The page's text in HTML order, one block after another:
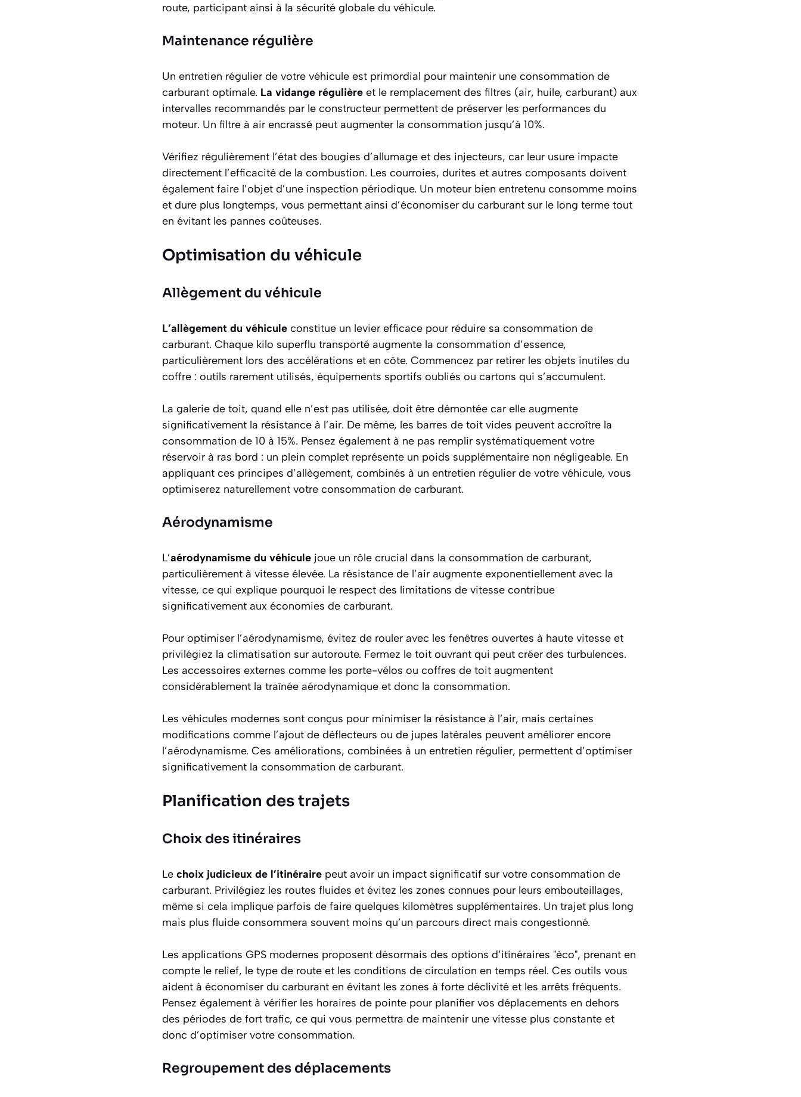
route, participant ainsi à la sécurité globale du véhicule.
Maintenance régulière
Un entretien régulier de votre véhicule est primordial pour maintenir une consommation de
carburant optimale. La vidange régulière et le remplacement des filtres (air, huile, carburant) aux
intervalles recommandés par le constructeur permettent de préserver les performances du
moteur. Un filtre à air encrassé peut augmenter la consommation jusqu’à 10%.
Vérifiez régulièrement l’état des bougies d’allumage et des injecteurs, car leur usure impacte
directement l’efficacité de la combustion. Les courroies, durites et autres composants doivent
également faire l’objet d’une inspection périodique. Un moteur bien entretenu consomme moins
et dure plus longtemps, vous permettant ainsi d’économiser du carburant sur le long terme tout
en évitant les pannes coûteuses.
Optimisation du véhicule
Allègement du véhicule
L’allègement du véhicule constitue un levier efficace pour réduire sa consommation de
carburant. Chaque kilo superflu transporté augmente la consommation d’essence,
particulièrement lors des accélérations et en côte. Commencez par retirer les objets inutiles du
coffre : outils rarement utilisés, équipements sportifs oubliés ou cartons qui s’accumulent.
La galerie de toit, quand elle n’est pas utilisée, doit être démontée car elle augmente
significativement la résistance à l’air. De même, les barres de toit vides peuvent accroître la
consommation de 10 à 15%. Pensez également à ne pas remplir systématiquement votre
réservoir à ras bord : un plein complet représente un poids supplémentaire non négligeable. En
appliquant ces principes d’allègement, combinés à un entretien régulier de votre véhicule, vous
optimiserez naturellement votre consommation de carburant.
Aérodynamisme
L’aérodynamisme du véhicule joue un rôle crucial dans la consommation de carburant,
particulièrement à vitesse élevée. La résistance de l’air augmente exponentiellement avec la
vitesse, ce qui explique pourquoi le respect des limitations de vitesse contribue
significativement aux économies de carburant.
Pour optimiser l’aérodynamisme, évitez de rouler avec les fenêtres ouvertes à haute vitesse et
privilégiez la climatisation sur autoroute. Fermez le toit ouvrant qui peut créer des turbulences.
Les accessoires externes comme les porte-vélos ou coffres de toit augmentent
considérablement la traînée aérodynamique et donc la consommation.
Les véhicules modernes sont conçus pour minimiser la résistance à l’air, mais certaines
modifications comme l’ajout de déflecteurs ou de jupes latérales peuvent améliorer encore
l’aérodynamisme. Ces améliorations, combinées à un entretien régulier, permettent d’optimiser
significativement la consommation de carburant.
Planification des trajets
Choix des itinéraires
Le choix judicieux de l’itinéraire peut avoir un impact significatif sur votre consommation de
carburant. Privilégiez les routes fluides et évitez les zones connues pour leurs embouteillages,
même si cela implique parfois de faire quelques kilomètres supplémentaires. Un trajet plus long
mais plus fluide consommera souvent moins qu’un parcours direct mais congestionné.
Les applications GPS modernes proposent désormais des options d’itinéraires "éco", prenant en
compte le relief, le type de route et les conditions de circulation en temps réel. Ces outils vous
aident à économiser du carburant en évitant les zones à forte déclivité et les arrêts fréquents.
Pensez également à vérifier les horaires de pointe pour planifier vos déplacements en dehors
des périodes de fort trafic, ce qui vous permettra de maintenir une vitesse plus constante et
donc d’optimiser votre consommation.
Regroupement des déplacements